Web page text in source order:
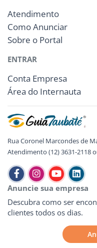
Atendimento
Como Anunciar
Sobre o Portal
ENTRAR
Conta Empresa
Área do Internauta
Rua Coronel Marcondes de
Atendimento (12) 3631-2118
Anuncie sua empresa
Descubra como ser
clientes todos os dias.